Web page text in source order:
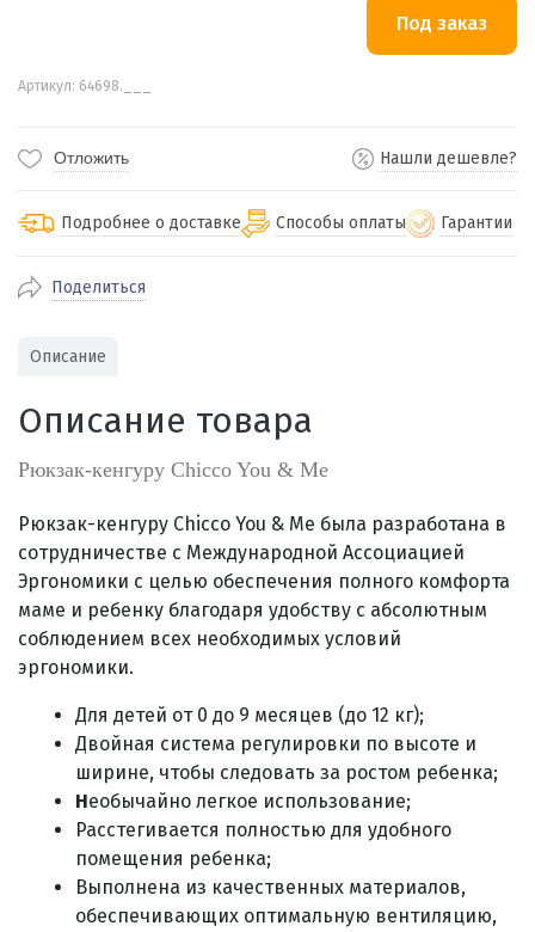
Артикул: 64698.___
Отложить Нашли дешевле?
Подробнее о доставке
По Екатеринбургу бесплатная
Отправляем во все регионы России
службами Пэк, Кит, Луч, Сдэк, Озон
доставка, Почта РФ или любой другой
Способы оплаты
Через СБП при получении (для
Екатеринбурга и близлежащих
городов)
Оплата по счету для юридических лиц
Гарантии
Поделиться
Описание
Описание товара
Рюкзак-кенгуру Chicco You & Me
Рюкзак-кенгуру Chicco You & Me была разработана в
сотрудничестве с Международной Ассоциацией
Эргономики с целью обеспечения полного комфорта
маме и ребенку благодаря удобству с абсолютным
соблюдением всех необходимых условий
эргономики.
Для детей от 0 до 9 месяцев (до 12 кг);
Двойная система регулировки по высоте и
ширине, чтобы следовать за ростом ребенка;
Необычайно легкое использование;
Расстегивается полностью для удобного
помещения ребенка;
Выполнена из качественных материалов,
обеспечивающих оптимальную вентиляцию,